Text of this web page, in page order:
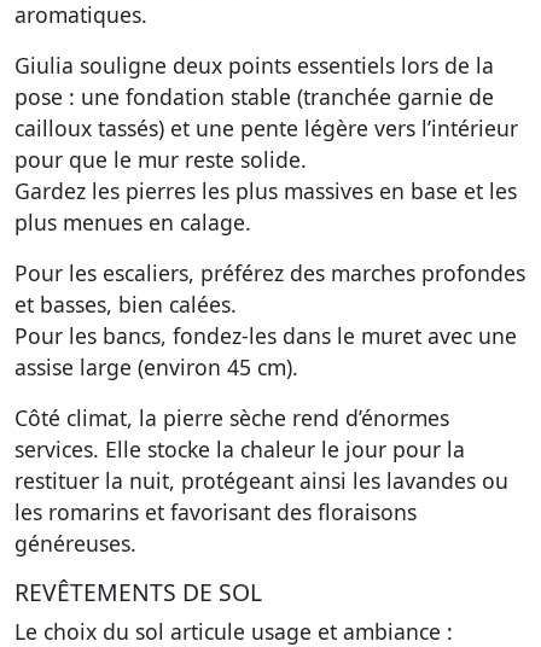
aromatiques.
Giulia souligne deux points essentiels lors de la
pose : une fondation stable (tranchée garnie de
cailloux tassés) et une pente légère vers l’intérieur
pour que le mur reste solide.
Gardez les pierres les plus massives en base et les
plus menues en calage.
Pour les escaliers, préférez des marches profondes
et basses, bien calées.
Pour les bancs, fondez-les dans le muret avec une
assise large (environ 45 cm).
Côté climat, la pierre sèche rend d’énormes
services. Elle stocke la chaleur le jour pour la
restituer la nuit, protégeant ainsi les lavandes ou
les romarins et favorisant des floraisons
généreuses.
REVÊTEMENTS DE SOL
Le choix du sol articule usage et ambiance :